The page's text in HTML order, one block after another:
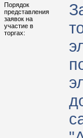
Порядок
представления
заявок на
участие в
торгах: